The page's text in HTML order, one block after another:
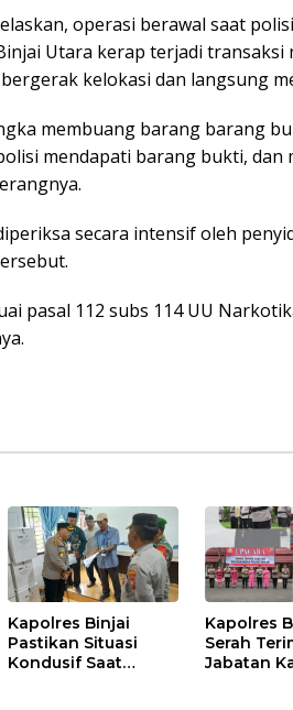
operasi berawal saat
Utara kerap terjadi
kelokasi dan langsung
membuang barang barang
mendapati barang bukti,
secara intensif oleh
pasal 112 subs 114 UU
Kapolres Binjai
Pastikan Situasi
Kondusif Saat
Kapolres
Serah
Jabatan